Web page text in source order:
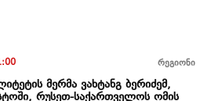
რეგიონი
მერმა ვახტანგ ბერიძემ,
რუსეთ-საქართველოს ომის